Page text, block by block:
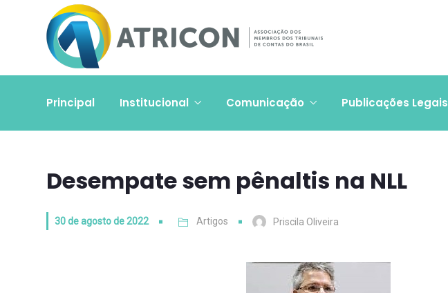
Principal Institucional Comunicação Publicações Legais
Desempate sem pênaltis na NLL
30 de agosto de 2022 Artigos Priscila Oliveira